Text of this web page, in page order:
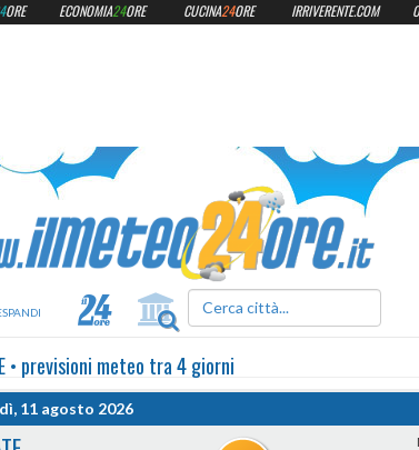
navigation
• previsioni meteo tra 4 giorni
11 agosto 2026
ORE ECONOMIA24ORE CUCINA24ORE IRRIVERENTE.COM